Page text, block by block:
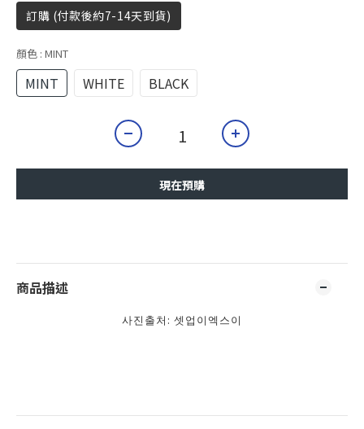
訂購 (付款後約7-14天到貨)
顏色 : MINT
MINT WHITE BLACK
現在預購
商品描述
사진출처: 셋업이엑스이